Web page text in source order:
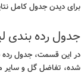
برای دیدن جدول کامل
جدول رده بندی
در این قسمت، جدول رده
شده، تفاضل گل و